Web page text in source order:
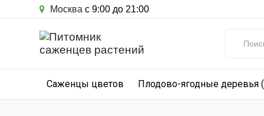
Москва с 9:00 до 21:00
Саженцы цветов Плодово-ягодные деревья